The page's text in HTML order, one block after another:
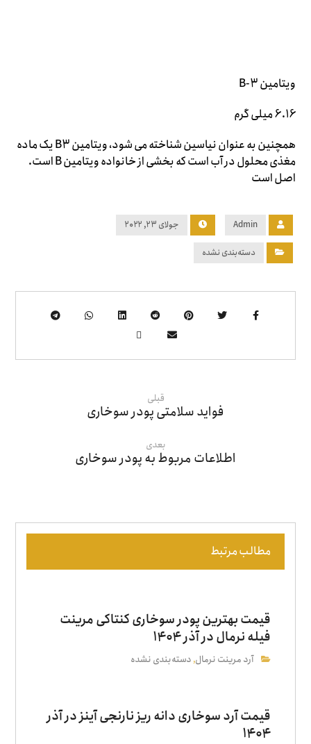
ویتامین B-3
6.16 میلی گرم
همچنین به عنوان نیاسین شناخته می شود، ویتامین B3 یک ماده
مغذی محلول در آب است که بخشی از خانواده ویتامین B است.
اصل است
Admin جولای ۲۳, ۲۰۲۲
دسته‌بندی نشده
قبلی
فواید سلامتی پودر سوخاری
بعدی
اطلاعات مربوط به پودر سوخاری
مطالب مرتبط
قیمت بهترین پودر سوخاری کنتاکی مرینت
فیله نرمال در آذر ۱۴۰۴
آرد مرینت نرمال,دسته‌بندی نشده
قیمت آرد سوخاری دانه‌ ریز نارنجی آینز در آذر
۱۴۰۴